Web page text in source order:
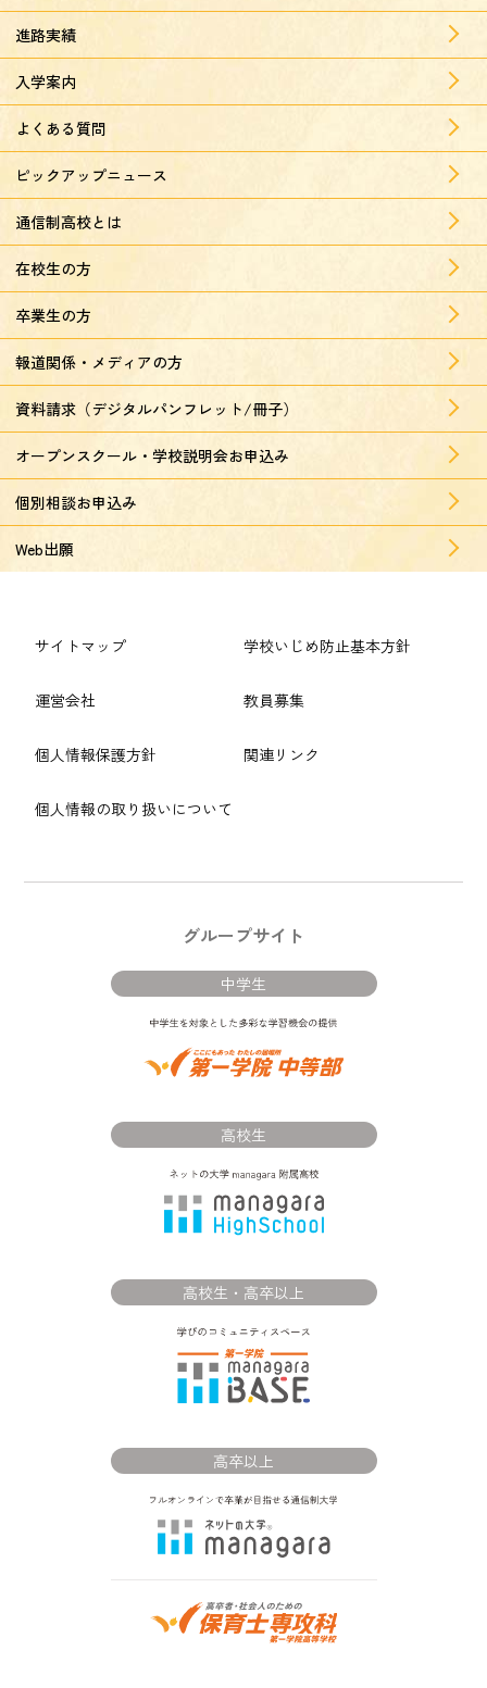
進路実績
入学案内
よくある質問
ピックアップニュース
通信制高校とは
在校生の方
卒業生の方
報道関係・メディアの方
資料請求（デジタルパンフレット/冊子）
オープンスクール・学校説明会お申込み
個別相談お申込み
Web出願
サイトマップ
運営会社
個人情報保護方針
個人情報の取り扱いについて
学校いじめ防止基本方針
教員募集
関連リンク
グループサイト
中学生
高校生
高校生・高卒以上
高卒以上